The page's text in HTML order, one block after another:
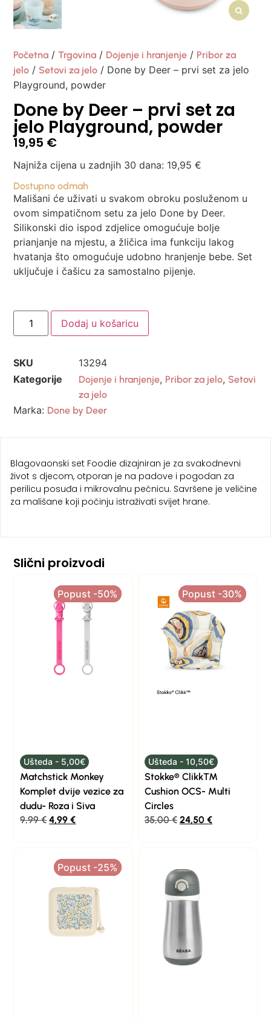
Početna /Trgovina / Dojenje i hranjenje / Pribor za
jelo / Setovi za jelo / Done by Deer – prvi set za jelo
Playground, powder
Done by Deer – prvi set za
jelo Playground, powder
19,95 €
Najniža cijena u zadnjih 30 dana: 19,95€
Dostupno odmah
Mališani će uživati ​​u svakom obroku posluženom u
ovom simpatičnom setu za jelo Done by Deer.
Silikonski dio ispod zdjelice omogućuje bolje
prianjanje na mjestu, a žličica ima funkciju lakog
hvatanja što omogućuje udobno hranjenje bebe. Set
uključuje i čašicu za samostalno pijenje.
Dodaj u košaricu
SKU
13294
Kategorije
Dojenje i hranjenje, Pribor za jelo, Setovi
za jelo
Marka: Done by Deer
Blagovaonski set Foodie dizajniran je za svakodnevni
život s djecom, otporan je na padove i pogodan za
perilicu posuđa i mikrovalnu pećnicu. Savršene je veličine
za mališane koji počinju istraživati ​​svijet hrane.
Slični proizvodi
Popust -50%
Popust -50%
Ušteda - 5,00€
Matchstick Monkey
Komplet dvije vezice za
dudu- Roza i Siva
9,99€ 4,99€
Popust -30%
Popust -30%
Ušteda - 10,50€
Stokke® Clikk™
Cushion OCS- Multi
Circles
35,00€ 24,50 €
Popust -25%
Popust -25%